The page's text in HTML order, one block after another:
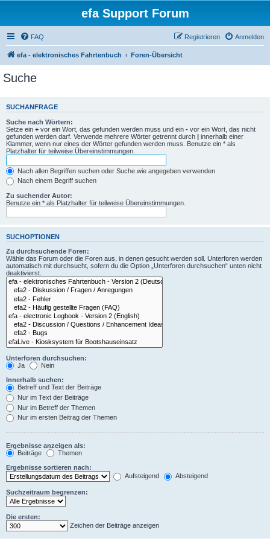
efa Support Forum
FAQ Anmelden
Registrieren
efa - elektronisches Fahrtenbuch Foren-Übersicht
Suche
SUCHANFRAGE
Suche nach Wörtern:
Setze ein + vor ein Wort, das gefunden werden muss und ein - vor ein Wort, das nicht
gefunden werden darf. Verwende mehrere Wörter getrennt durch | innerhalb einer
Klammer, wenn nur eines der Wörter gefunden werden muss. Benutze ein * als
Platzhalter für teilweise Übereinstimmungen.
Nach allen Begriffen suchen oder Suche wie angegeben verwenden
Nach einem Begriff suchen
Zu suchender Autor:
Benutze ein * als Platzhalter für teilweise Übereinstimmungen.
SUCHOPTIONEN
Zu durchsuchende Foren:
Wähle das Forum oder die Foren aus, in denen gesucht werden soll. Unterforen werden
automatisch mit durchsucht, sofern du die Option „Unterforen durchsuchen“ unten nicht
deaktivierst.
Unterforen durchsuchen:
Ja
Nein
Innerhalb suchen:
Betreff und Text der Beiträge
Nur im Text der Beiträge
Nur im Betreff der Themen
Nur im ersten Beitrag der Themen
Ergebnisse anzeigen als:
Beiträge
Themen
Ergebnisse sortieren nach:
Aufsteigend
Absteigend
Suchzeitraum begrenzen:
Die ersten:
Zeichen der Beiträge anzeigen